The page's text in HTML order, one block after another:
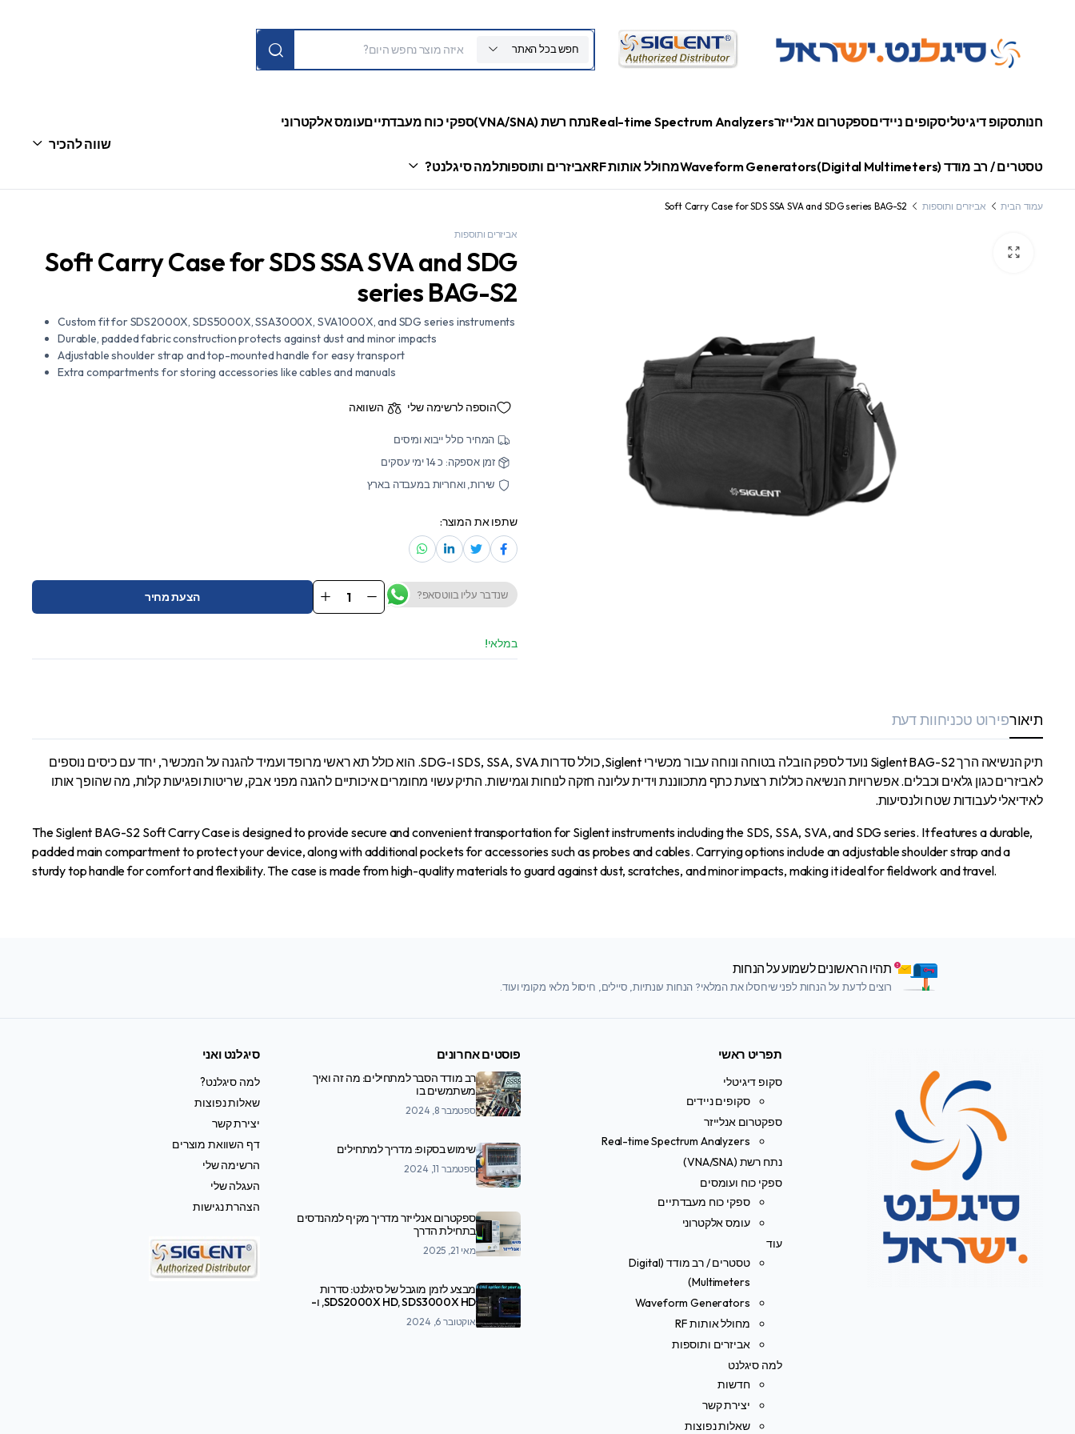
חפש בכל האתר
חנותסקופ דיגיטליסקופים ניידיםספקטרום אנלייזרReal-time Spectrum Analyzersנתח רשת (VNA/SNA) ספקי כוח מעבדתייםעומס אלקטרוני
טסטרים / רב מודד (Digital Multimeters) Waveform Generatorsמחולל אותות RF אביזרים ותוספותלמה סיגלנט?
שווה להכיר
עמוד הבית אביזרים ותוספות Soft Carry Case for SDS SSA SVA and SDG series BAG-S2
אביזרים ותוספות
Soft Carry Case for SDS SSA SVA and SDG
series BAG-S2
Custom fit for SDS2000X, SDS5000X, SSA3000X, SVA1000X, and SDG series instruments
Durable, padded fabric construction protects against dust and minor impacts
Adjustable shoulder strap and top-mounted handle for easy transport
Extra compartments for storing accessories like cables and manuals
הוספה לרשימה שלי השוואה
המחיר כולל ייבוא ומיסים
זמן אספקה: כ 14 ימי עסקים
שירות, ואחריות במעבדה בארץ
שתפו את המוצר:
שנדבר עליו בווטסאפ? Soft
Carry
SSA
quantity
הצעת מחיר
במלאי!
תיאורפירוט טכניחוות דעת
תיק הנשיאה הרך Siglent BAG-S2 נועד לספק הובלה בטוחה ונוחה עבור מכשירי Siglent, כולל סדרות SDS, SSA, SVA ו-SDG. הוא כולל תא ראשי מרופד ועמיד להגנה על המכשיר, יחד עם כיסים נוספים
לאביזרים כגון גלאים וכבלים. אפשרויות הנשיאה כוללות רצועת כתף מתכווננת וידית עליונה חזקה לנוחות וגמישות. התיק עשוי מחומרים איכותיים להגנה מפני אבק, שריטות ופגיעות קלות, מה שהופך אותו
לאידיאלי לעבודות שטח ולנסיעות.
The Siglent BAG-S2 Soft Carry Case is designed to provide secure and convenient transportation for Siglent instruments including the SDS, SSA, SVA, and SDG series. It features a durable,
padded main compartment to protect your device, along with additional pockets for accessories such as probes and cables. Carrying options include an adjustable shoulder strap and a
sturdy top handle for comfort and flexibility. The case is made from high-quality materials to guard against dust, scratches, and minor impacts, making it ideal for fieldwork and travel.
תהיו הראשונים לשמוע על הנחות
רוצים לדעת על הנחות לפני שיחסלו את המלאי? הנחות עונתיות, סיילים, חיסול מלאי מקומי ועוד.
תפריט ראשי
סקופ דיגיטלי
סקופים ניידים
ספקטרום אנלייזר
Real-time Spectrum Analyzers
נתח רשת (VNA/SNA)
ספקי כוח ועומסים
ספקי כוח מעבדתיים
עומס אלקטרוני
עוד
טסטרים / רב מודד (Digital
Multimeters)
Waveform Generators
מחולל אותות RF
אביזרים ותוספות
למה סיגלנט
חדשות
יצירת קשר
שאלות נפוצות
פוסטים אחרונים
רב מודד הסבר למתחילים: מה זה ואיך
משתמשים בו
ספטמבר 8, 2024
שימוש בסקופ: מדריך למתחילים
ספטמבר 11, 2024
ספקטרום אנלייזר מדריך מקיף למהנדסים
בתחילת הדרך
מאי 21, 2025
מבצע לזמן מוגבל של סיגלנט: סדרות
SDS2000X HD, SDS3000X HD, ו-
SDS7000A
אוקטובר 6, 2024
סיגלנט ואני
למה סיגלנט?
שאלות נפוצות
יצירת קשר
דף השוואת מוצרים
הרשימה שלי
העגלה שלי
הצהרת נגישות